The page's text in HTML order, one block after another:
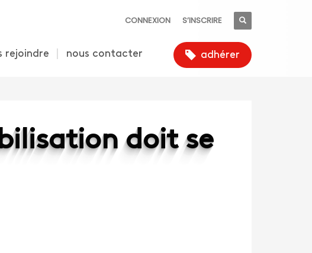
CONNEXION S’INSCRIRE
rejoindre nous contacter adhérer
doit se